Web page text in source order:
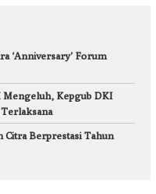
‘Anniversary’ Forum
Kepgub DKI
Citra Berprestasi Tahun